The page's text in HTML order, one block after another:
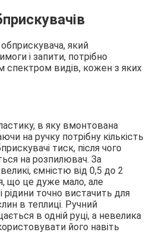
який
і запити, потрібно
спектром видів, кожен з яких
в яку вмонтована
на ручку потрібну кількість
тиск, після чого
на розпилювач. За
ємністю від 0,5 до 2
що це дуже мало, але
рідини точно вистачить для
в теплиці. Ручний
в одній руці, а невелика
його навіть